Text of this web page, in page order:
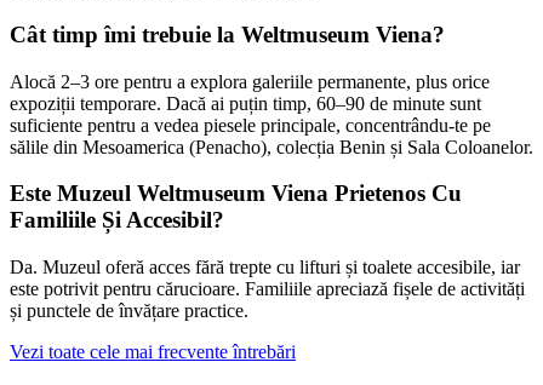
Cât timp îmi trebuie la Weltmuseum Viena?
Alocă 2–3 ore pentru a explora galeriile permanente, plus orice
expoziții temporare. Dacă ai puțin timp, 60–90 de minute sunt
suficiente pentru a vedea piesele principale, concentrându-te pe
sălile din Mesoamerica (Penacho), colecția Benin și Sala Coloanelor.
Este Muzeul Weltmuseum Viena Prietenos Cu
Familiile Și Accesibil?
Da. Muzeul oferă acces fără trepte cu lifturi și toalete accesibile, iar
este potrivit pentru cărucioare. Familiile apreciază fișele de activități
și punctele de învățare practice.
Vezi toate cele mai frecvente întrebări